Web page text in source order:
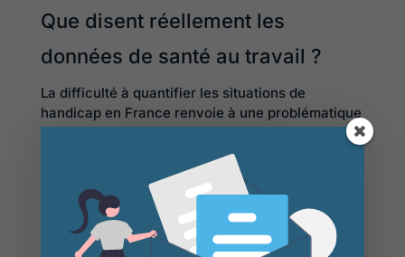
Que disent réellement les
données de santé au travail ?
La difficulté à quantifier les situations de
handicap en France renvoie à une problématique
plus large : il existe de nombreuses statistiques
de santé publique et, plus particulièrement de
santé au travail. En revanche, ces données sont
disparates, parcellaires, réparties entre de
multiples opérateurs et très difficilement
consolidables.